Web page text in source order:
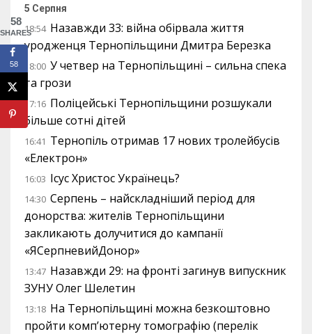
5 Серпня
18:54 Назавжди 33: війна обірвала життя
уродженця Тернопільщини Дмитра Березка
18:00 У четвер на Тернопільщині – сильна спека
та грози
17:16 Поліцейські Тернопільщини розшукали
більше сотні дітей
16:41 Тернопіль отримав 17 нових тролейбусів
«Електрон»
16:03 Ісус Христос Українець?
14:30 Серпень – найскладніший період для
донорства: жителів Тернопільщини
закликають долучитися до кампанії
«ЯСерпневийДонор»
13:47 Назавжди 29: на фронті загинув випускник
ЗУНУ Олег Шелетин
13:18 На Тернопільщині можна безкоштовно
пройти комп’ютерну томографію (перелік
58
SHARES
58